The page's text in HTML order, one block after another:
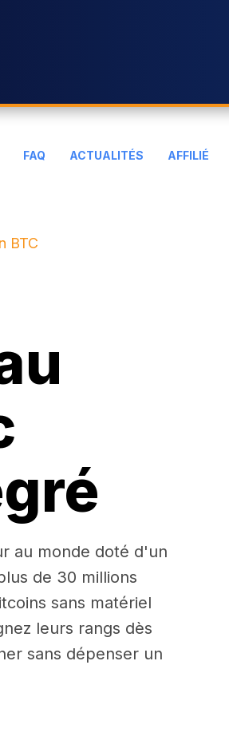
FAQ ACTUALITÉS AFFILIÉ
BTC
au monde doté d'un
de 30 millions
sans matériel
leurs rangs dès
sans dépenser un